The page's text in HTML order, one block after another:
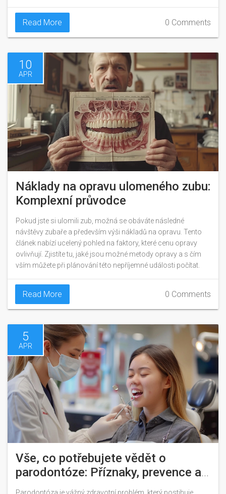
a výhodami různých typů fazet, aby váš výběr byl co
nejinformovanější.
Read More 0 Comments
10
APR
Náklady na opravu ulomeného zubu:
Komplexní průvodce
Pokud jste si ulomili zub, možná se obáváte následné
návštěvy zubaře a především výši nákladů na opravu. Tento
článek nabízí ucelený pohled na faktory, které cenu opravy
ovlivňují. Zjistíte tu, jaké jsou možné metody opravy a s čím
vším můžete při plánování této nepříjemné události počítat.
Read More 0 Comments
5
APR
Vše, co potřebujete vědět o
parodontóze: Příznaky, prevence a
léčba